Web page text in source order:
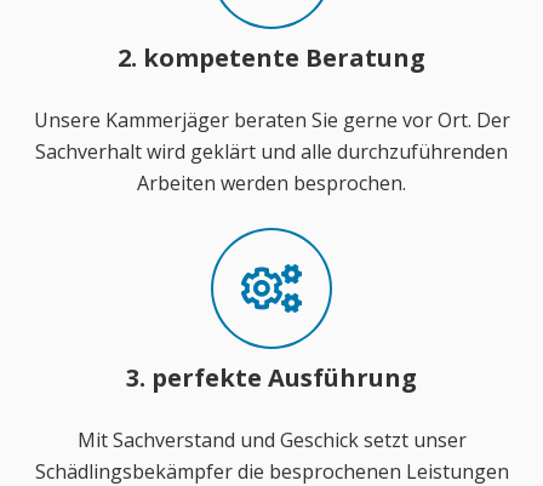
2. kompetente Beratung
Unsere Kammerjäger beraten Sie gerne vor Ort. Der
Sachverhalt wird geklärt und alle durchzuführenden
Arbeiten werden besprochen.
3. perfekte Ausführung
Mit Sachverstand und Geschick setzt unser
Schädlingsbekämpfer die besprochenen Leistungen